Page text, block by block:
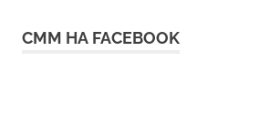
СММ НА FACEBOOK